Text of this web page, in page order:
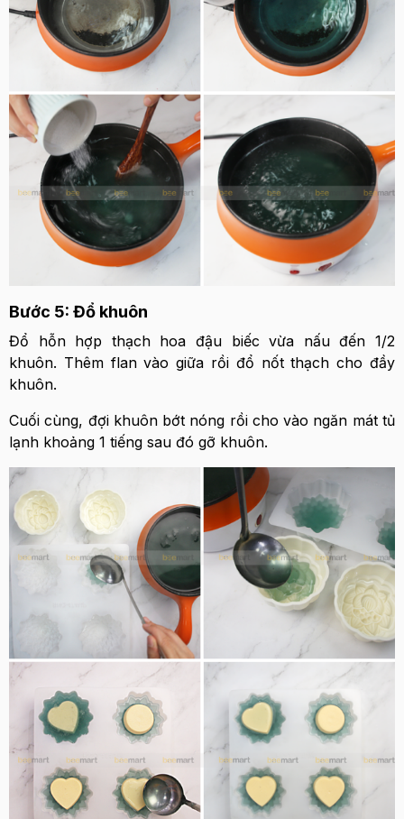
Bước 5: Đổ khuôn
Đổ hỗn hợp thạch hoa đậu biếc vừa nấu đến 1/2
khuôn. Thêm flan vào giữa rồi đổ nốt thạch cho đầy
khuôn.
Cuối cùng, đợi khuôn bớt nóng rồi cho vào ngăn mát tủ
lạnh khoảng 1 tiếng sau đó gỡ khuôn.